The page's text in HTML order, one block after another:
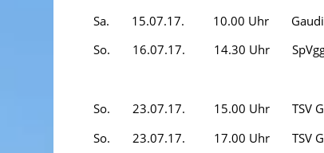
Sa. 15.07.17. 10.00 Uhr
So. 16.07.17. 14.30 Uhr SpVgg I
So. 23.07.17. 15.00 Uhr TSV
So. 23.07.17. 17.00 Uhr TSV